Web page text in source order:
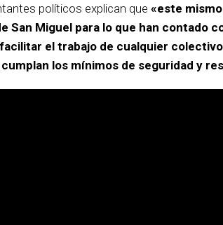
políticos explican que «este
San Miguel para lo que han contado
el trabajo de cualquier
los mínimos de seguridad y